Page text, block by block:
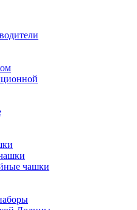
чашки